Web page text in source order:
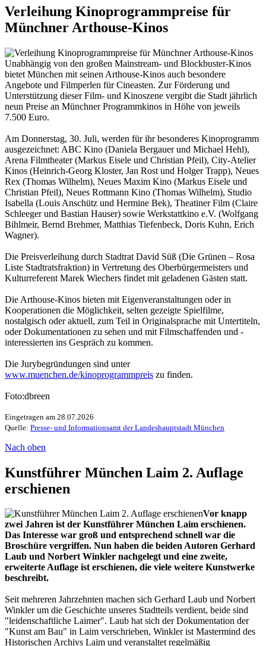
Verleihung Kinoprogrammpreise für
Münchner Arthouse-Kinos
Unabhängig von den großen Mainstream- und Blockbuster-Kinos
bietet München mit seinen Arthouse-Kinos auch besondere
Angebote und Filmperlen für Cineasten. Zur Förderung und
Unterstützung dieser Film- und Kinoszene vergibt die Stadt jährlich
neun Preise an Münchner Programmkinos in Höhe von jeweils
7.500 Euro.
Am Donnerstag, 30. Juli, werden für ihr besonderes Kinoprogramm
ausgezeichnet: ABC Kino (Daniela Bergauer und Michael Hehl),
Arena Filmtheater (Markus Eisele und Christian Pfeil), City-Atelier
Kinos (Heinrich-Georg Kloster, Jan Rost und Holger Trapp), Neues
Rex (Thomas Wilhelm), Neues Maxim Kino (Markus Eisele und
Christian Pfeil), Neues Rottmann Kino (Thomas Wilhelm), Studio
Isabella (Louis Anschütz und Hermine Bek), Theatiner Film (Claire
Schleeger und Bastian Hauser) sowie Werkstattkino e.V. (Wolfgang
Bihlmeir, Bernd Brehmer, Matthias Tiefenbeck, Doris Kuhn, Erich
Wagner).
Die Preisverleihung durch Stadtrat David Süß (Die Grünen – Rosa
Liste Stadtratsfraktion) in Vertretung des Oberbürgermeisters und
Kulturreferent Marek Wiechers findet mit geladenen Gästen statt.
Die Arthouse-Kinos bieten mit Eigenveranstaltungen oder in
Kooperationen die Möglichkeit, selten gezeigte Spielfilme,
nostalgisch oder aktuell, zum Teil in Originalsprache mit Untertiteln,
oder Dokumentationen zu sehen und mit Filmschaffenden und -
interessierten ins Gespräch zu kommen.
Die Jurybegründungen sind unter
www.muenchen.de/kinoprogrammpreis zu finden.
Foto:dbreen
Eingetragen am 28.07.2026
Quelle: Presse- und Informationsamt der Landeshauptstadt München
Nach oben
Kunstführer München Laim 2. Auflage
erschienen
Vor knapp
zwei Jahren ist der Kunstführer München Laim erschienen.
Das Interesse war groß und entsprechend schnell war die
Broschüre vergriffen. Nun haben die beiden Autoren Gerhard
Laub und Norbert Winkler nachgelegt und eine zweite,
erweiterte Auflage ist erschienen, die viele weitere Kunstwerke
beschreibt.
Seit mehreren Jahrzehnten machen sich Gerhard Laub und Norbert
Winkler um die Geschichte unseres Stadtteils verdient, beide sind
"leidenschaftliche Laimer". Laub hat sich der Dokumentation der
"Kunst am Bau" in Laim verschrieben, Winkler ist Mastermind des
Historischen Archivs Laim und veranstaltet regelmäßig